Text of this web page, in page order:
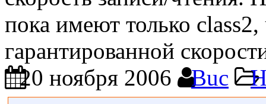
пока имеют только class2,
гарантированной
20 ноября 2006
Buc